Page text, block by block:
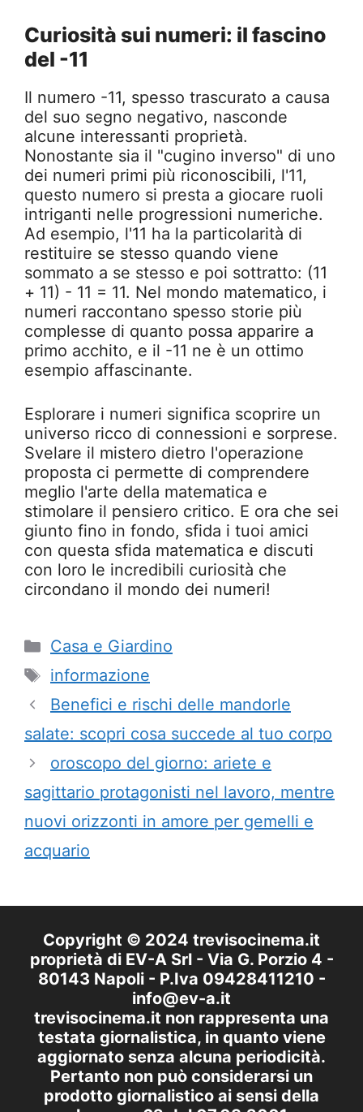
Curiosità sui numeri: il fascino
del -11
Il numero -11, spesso trascurato a causa
del suo segno negativo, nasconde
alcune interessanti proprietà.
Nonostante sia il "cugino inverso" di uno
dei numeri primi più riconoscibili, l'11,
questo numero si presta a giocare ruoli
intriganti nelle progressioni numeriche.
Ad esempio, l'11 ha la particolarità di
restituire se stesso quando viene
sommato a se stesso e poi sottratto: (11
+ 11) - 11 = 11. Nel mondo matematico, i
numeri raccontano spesso storie più
complesse di quanto possa apparire a
primo acchito, e il -11 ne è un ottimo
esempio affascinante.
Esplorare i numeri significa scoprire un
universo ricco di connessioni e sorprese.
Svelare il mistero dietro l'operazione
proposta ci permette di comprendere
meglio l'arte della matematica e
stimolare il pensiero critico. E ora che sei
giunto fino in fondo, sfida i tuoi amici
con questa sfida matematica e discuti
con loro le incredibili curiosità che
circondano il mondo dei numeri!
Categorie
Casa e Giardino
Tag
informazione
Benefici e rischi delle mandorle
salate: scopri cosa succede al tuo corpo
oroscopo del giorno: ariete e
sagittario protagonisti nel lavoro, mentre
nuovi orizzonti in amore per gemelli e
acquario
Copyright © 2024 trevisocinema.it
proprietà di EV-A Srl - Via G. Porzio 4 -
80143 Napoli - P.Iva 09428411210 -
info@ev-a.it
trevisocinema.it non rappresenta una
testata giornalistica, in quanto viene
aggiornato senza alcuna periodicità.
Pertanto non può considerarsi un
prodotto giornalistico ai sensi della